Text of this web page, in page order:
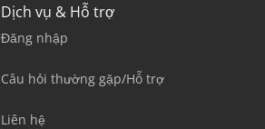
Dịch vụ & Hỗ trợ
Đăng nhập
Câu hỏi thường gặp/Hỗ trợ
Liên hệ